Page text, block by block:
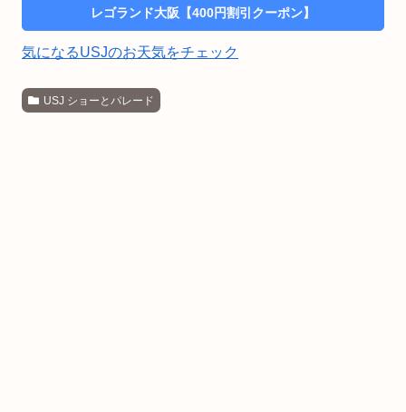
レゴランド大阪【400円割引クーポン】
気になるUSJのお天気をチェック
USJ ショーとパレード